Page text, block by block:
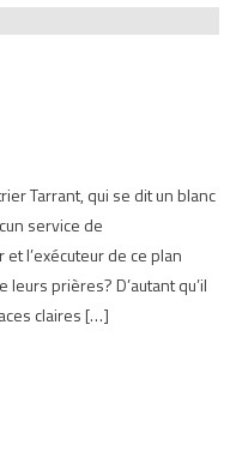
Tarrant, qui se dit un blanc
service de
l’exécuteur de ce plan
prières? D’autant qu’il
claires […]